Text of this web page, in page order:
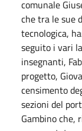
comunale
che tra le sue
tecnologica,
seguito i vari
insegnanti,
progetto,
censimento
sezioni del
Gambino che,